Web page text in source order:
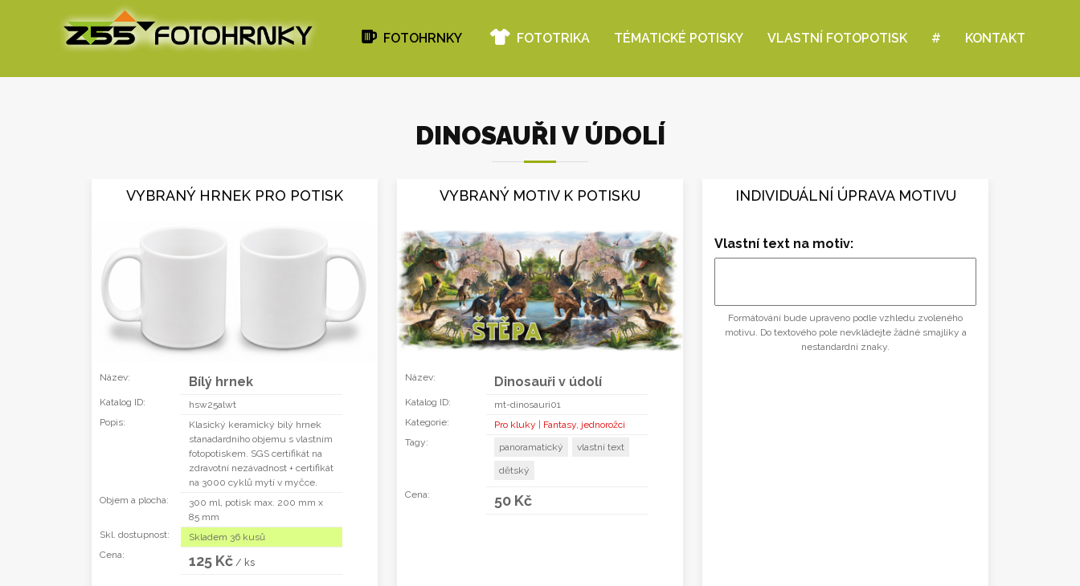
FOTOHRNKY FOTOTRIKA TÉMATICKÉ POTISKY VLASTNÍ FOTOPOTISK # KONTAKT
DINOSAUŘI V ÚDOLÍ
VYBRANÝ HRNEK PRO POTISK
Název: Bílý hrnek
Katalog ID:
hsw25alwt
Popis:
Klasický keramický bílý hrnek
stanadardního objemu s vlastním
fotopotiskem. SGS certifikát na
zdravotní nezávadnost + certifikát
na 3000 cyklů mytí v myčce.
Objem a plocha:
300 ml, potisk max. 200 mm x
85 mm
Skl. dostupnost:
Skladem 36 kusů
Cena:
125 Kč/ ks
VYBRANÝ MOTIV K POTISKU
Název: Dinosauři v údolí
Katalog ID:
mt-dinosauri01
Kategorie:
Pro kluky | Fantasy, jednorožci
Tagy:
panoramatický vlastní text
dětský
Cena: 50 Kč
INDIVIDUÁLNÍ ÚPRAVA MOTIVU
Vlastní text na motiv:
Formátování bude upraveno podle vzhledu zvoleného
motivu. Do textového pole nevkládejte žádné smajlíky a
nestandardní znaky.